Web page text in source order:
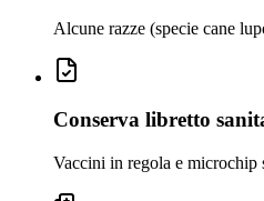
Alcune razze (specie cane
Conserva libretto
Vaccini in regola e microchip